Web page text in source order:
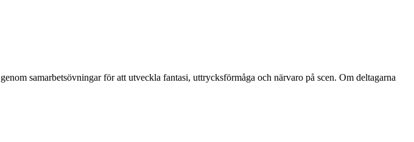
samarbetsövningar för att utveckla fantasi, uttrycksförmåga och närvaro på scen. Om deltagarna